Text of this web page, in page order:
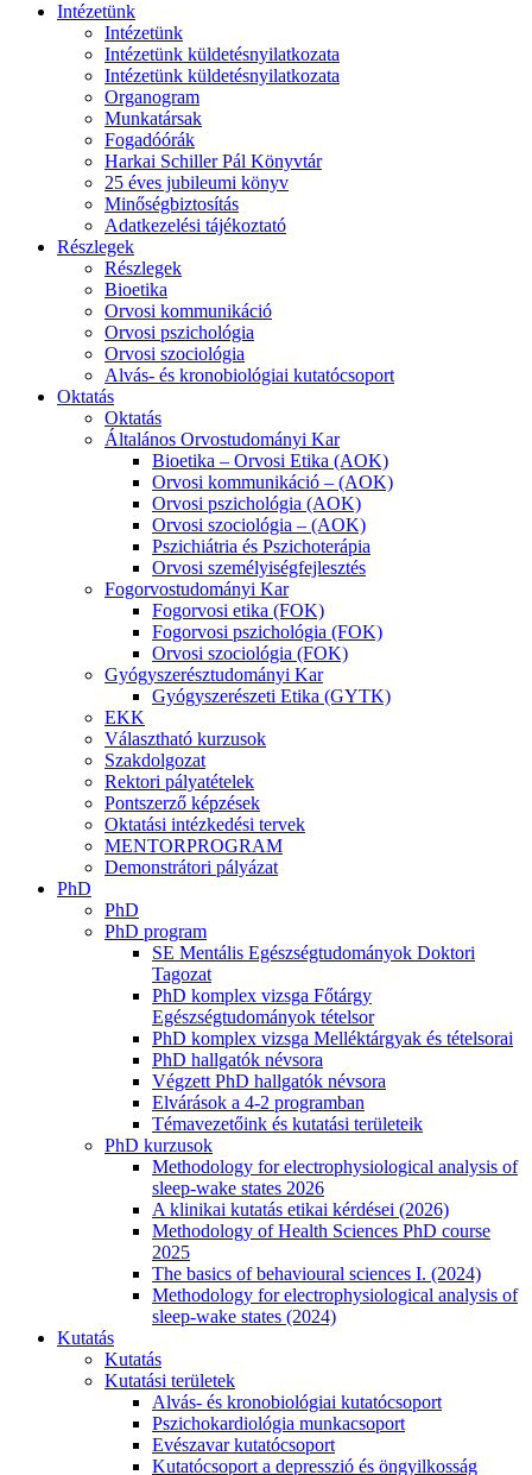
Intézetünk
Intézetünk
Intézetünk küldetésnyilatkozata
Intézetünk küldetésnyilatkozata
Organogram
Munkatársak
Fogadóórák
Harkai Schiller Pál Könyvtár
25 éves jubileumi könyv
Minőségbiztosítás
Adatkezelési tájékoztató
Részlegek
Részlegek
Bioetika
Orvosi kommunikáció
Orvosi pszichológia
Orvosi szociológia
Alvás- és kronobiológiai kutatócsoport
Oktatás
Oktatás
Általános Orvostudományi Kar
Bioetika – Orvosi Etika (AOK)
Orvosi kommunikáció – (AOK)
Orvosi pszichológia (AOK)
Orvosi szociológia – (AOK)
Pszichiátria és Pszichoterápia
Orvosi személyiségfejlesztés
Fogorvostudományi Kar
Fogorvosi etika (FOK)
Fogorvosi pszichológia (FOK)
Orvosi szociológia (FOK)
Gyógyszerésztudományi Kar
Gyógyszerészeti Etika (GYTK)
EKK
Választható kurzusok
Szakdolgozat
Rektori pályatételek
Pontszerző képzések
Oktatási intézkedési tervek
MENTORPROGRAM
Demonstrátori pályázat
PhD
PhD
PhD program
SE Mentális Egészségtudományok Doktori
Tagozat
PhD komplex vizsga Főtárgy
Egészségtudományok tételsor
PhD komplex vizsga Melléktárgyak és tételsorai
PhD hallgatók névsora
Végzett PhD hallgatók névsora
Elvárások a 4-2 programban
Témavezetőink és kutatási területeik
PhD kurzusok
Methodology for electrophysiological analysis of
sleep-wake states 2026
A klinikai kutatás etikai kérdései (2026)
Methodology of Health Sciences PhD course
2025
The basics of behavioural sciences I. (2024)
Methodology for electrophysiological analysis of
sleep-wake states (2024)
Kutatás
Kutatás
Kutatási területek
Alvás- és kronobiológiai kutatócsoport
Pszichokardiológia munkacsoport
Evészavar kutatócsoport
Kutatócsoport a depresszió és öngyilkosság